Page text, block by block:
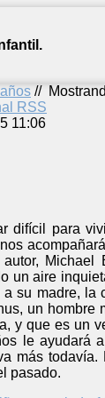
//
RSS
11:06
difícil para
Michael
un aire
a su madre,
un hombre
y que es un
le ayudará
más
pasado.